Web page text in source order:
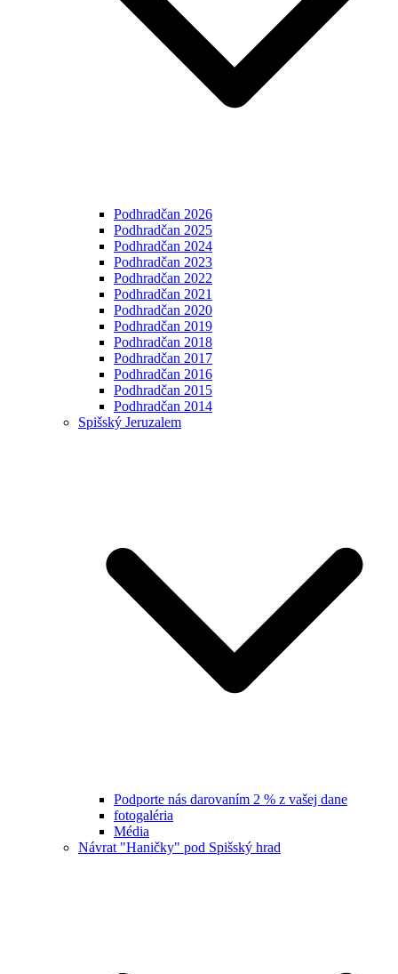
Podhradčan 2026
Podhradčan 2025
Podhradčan 2024
Podhradčan 2023
Podhradčan 2022
Podhradčan 2021
Podhradčan 2020
Podhradčan 2019
Podhradčan 2018
Podhradčan 2017
Podhradčan 2016
Podhradčan 2015
Podhradčan 2014
Spišský Jeruzalem
Podporte nás darovaním 2 % z vašej dane
fotogaléria
Média
Návrat "Haničky" pod Spišský hrad